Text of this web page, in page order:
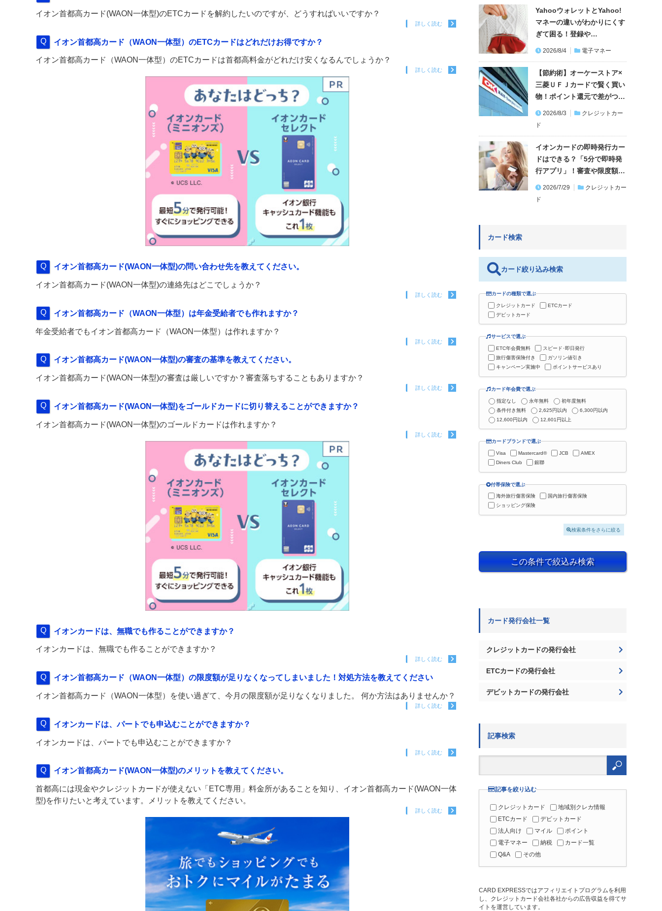
イオン首都高カード(WAON一体型)のETCカードを解約したいのですが、どうすればいいですか？
詳しく読む
イオン首都高カード（WAON一体型）のETCカードはどれだけお得ですか？
イオン首都高カード（WAON一体型）のETCカードは首都高料金がどれだけ安くなるんでしょうか？
詳しく読む
イオン首都高カード(WAON一体型)の問い合わせ先を教えてください。
イオン首都高カード(WAON一体型)の連絡先はどこでしょうか？
詳しく読む
イオン首都高カード（WAON一体型）は年金受給者でも作れますか？
年金受給者でもイオン首都高カード（WAON一体型）は作れますか？
詳しく読む
イオン首都高カード(WAON一体型)の審査の基準を教えてください。
イオン首都高カード(WAON一体型)の審査は厳しいですか？審査落ちすることもありますか？
詳しく読む
イオン首都高カード(WAON一体型)をゴールドカードに切り替えることができますか？
イオン首都高カード(WAON一体型)のゴールドカードは作れますか？
詳しく読む
イオンカードは、無職でも作ることができますか？
イオンカードは、無職でも作ることができますか？
詳しく読む
イオン首都高カード（WAON一体型）の限度額が足りなくなってしまいました！対処方法を教えてください
イオン首都高カード（WAON一体型）を使い過ぎて、今月の限度額が足りなくなりました。 何か方法はありませんか？
詳しく読む
イオンカードは、パートでも申込むことができますか？
イオンカードは、パートでも申込むことができますか？
詳しく読む
イオン首都高カード(WAON一体型)のメリットを教えてください。
首都高には現金やクレジットカードが使えない「ETC専用」料金所があることを知り、イオン首都高カード(WAON一体
型)を作りたいと考えています。メリットを教えてください。
詳しく読む
YahooウォレットとYahoo!
マネーの違いがわかりにくす
ぎて困る！登録や…
2026/8/4 電子マネー
【節約術】オーケーストア×
三菱ＵＦＪカードで賢く買い
物！ポイント還元で差がつ…
2026/8/3
クレジットカー
ド
イオンカードの即時発行カー
ドはできる？「5分で即時発
行アプリ」！審査や限度額…
2026/7/29
クレジットカー
ド
カード検索
カード絞り込み検索
カードの種類で選ぶ
クレジットカード
ETCカード
デビットカード
サービスで選ぶ
ETC年会費無料
スピード･即日発行
旅行傷害保険付き
ガソリン値引き
キャンペーン実施中
ポイントサービスあり
カード年会費で選ぶ
指定なし 永年無料
初年度無料
条件付き無料
2,625円以内
6,300円以内
12,600円以内
12,601円以上
カードブランドで選ぶ
Visa Mastercard® JCB
AMEX
Diners Club
銀聯
付帯保険で選ぶ
海外旅行傷害保険
国内旅行傷害保険
ショッピング保険
検索条件をさらに絞る
この条件で絞込み検索
カード発行会社一覧
クレジットカードの発行会社
ETCカードの発行会社
デビットカードの発行会社
記事検索
検
記事を絞り込む
クレジットカード
地域別クレカ情報
ETCカード
デビットカード
法人向け
マイル
ポイント
電子マネー
納税
カード一覧
Q&A
その他
CARD EXPRESSではアフィリエイトプログラムを利用
し、クレジットカード会社各社からの広告収益を得てサ
イトを運営しています。